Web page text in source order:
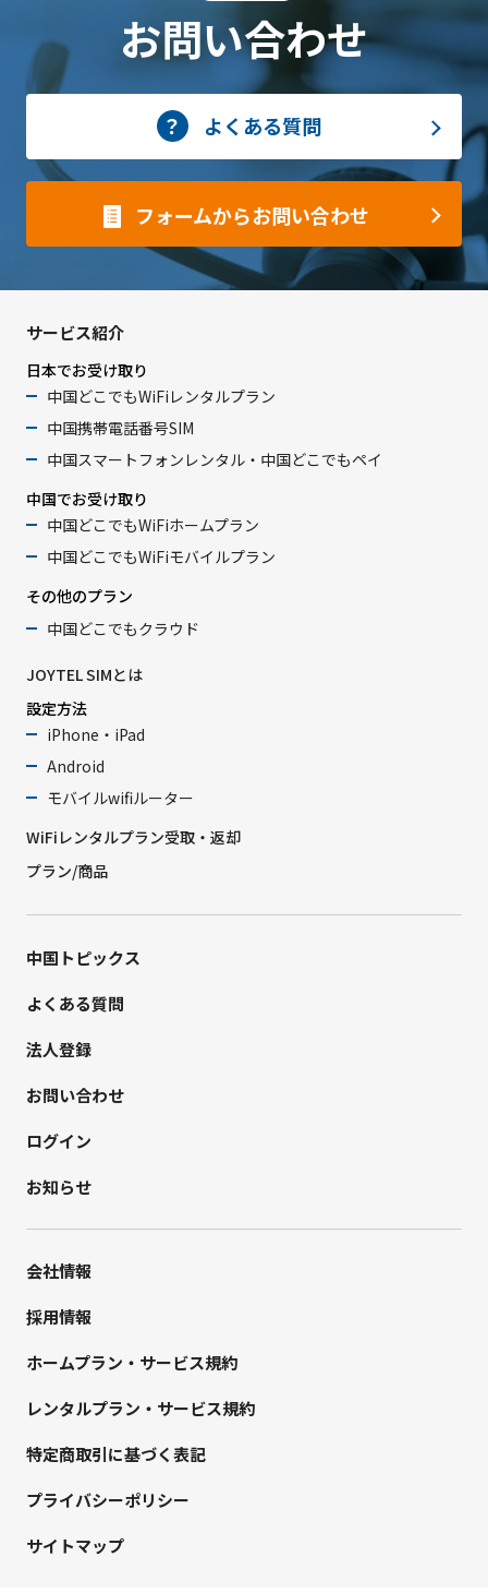
お問い合わせ
よくある質問
フォームからお問い合わせ
サービス紹介
日本でお受け取り
中国どこでもWiFiレンタルプラン
中国携帯電話番号SIM
中国スマートフォンレンタル・中国どこでもペイ
中国でお受け取り
中国どこでもWiFiホームプラン
中国どこでもWiFiモバイルプラン
その他のプラン
中国どこでもクラウド
JOYTEL SIMとは
設定方法
iPhone・iPad
Android
モバイルwifiルーター
WiFiレンタルプラン受取・返却
プラン/商品
中国トピックス
よくある質問
法人登録
お問い合わせ
ログイン
お知らせ
会社情報
採用情報
ホームプラン・サービス規約
レンタルプラン・サービス規約
特定商取引に基づく表記
プライバシーポリシー
サイトマップ